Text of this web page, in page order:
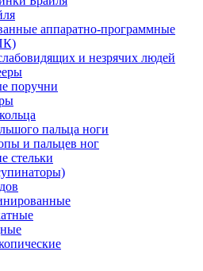
аппаратно-программные
и незрячих людей
поручни
пальца ноги
и пальцев ног
стельки